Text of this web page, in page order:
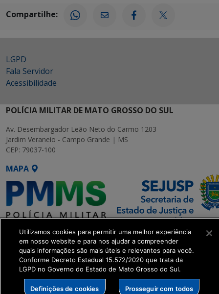
Compartilhe:
LGPD
Fala Servidor
Acessibilidade
POLÍCIA MILITAR DE MATO GROSSO DO SUL
Av. Desembargador Leão Neto do Carmo 1203
Jardim Veraneio - Campo Grande | MS
CEP: 79037-100
MAPA
SETDIG | Secretaria-Executiva
de Transformação Digital
get_footer();
Utilizamos cookies para permitir uma melhor experiência
em nosso website e para nos ajudar a compreender
quais informações são mais úteis e relevantes para você.
Conforme Decreto Estadual 15.572/2020 que trata da
LGPD no Governo do Estado de Mato Grosso do Sul.
Definições de cookies Prosseguir com todos